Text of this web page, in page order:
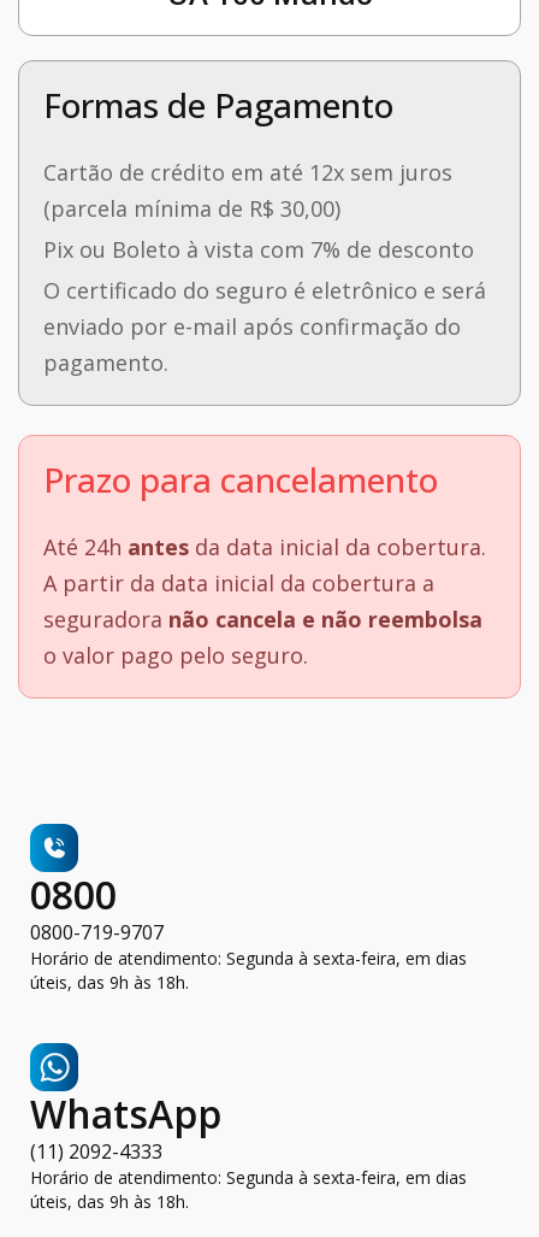
Formas de Pagamento
Cartão de crédito em até 12x sem juros
(parcela mínima de R$ 30,00)
Pix ou Boleto à vista com 7% de desconto
O certificado do seguro é eletrônico e será
enviado por e-mail após confirmação do
pagamento.
Prazo para cancelamento
Até 24h antes da data inicial da cobertura.
A partir da data inicial da cobertura a
seguradora não cancela e não reembolsa
o valor pago pelo seguro.
0800
0800-719-9707
Horário de atendimento: Segunda à sexta-feira, em dias
úteis, das 9h às 18h.
WhatsApp
(11) 2092-4333
Horário de atendimento: Segunda à sexta-feira, em dias
úteis, das 9h às 18h.